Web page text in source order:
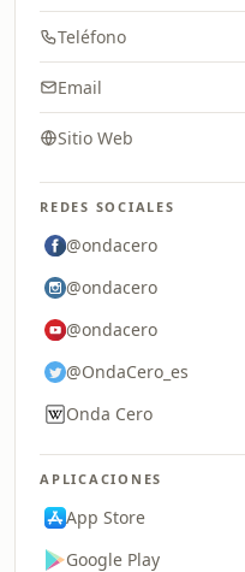
Teléfono
Email
Sitio Web
REDES SOCIALES
@ondacero
@ondacero
@ondacero
@OndaCero_es
Onda Cero
APLICACIONES
App Store
Google Play